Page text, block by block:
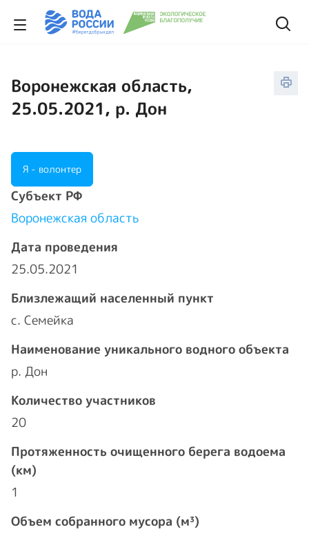
Воронежская область,
25.05.2021, р. Дон
Я - волонтер
Cубъект РФ
Воронежская область
Дата проведения
25.05.2021
Близлежащий населенный пункт
с. Семейка
Наименование уникального водного объекта
р. Дон
Количество участников
20
Протяженность очищенного берега водоема
(км)
1
Объем собранного мусора (м³)